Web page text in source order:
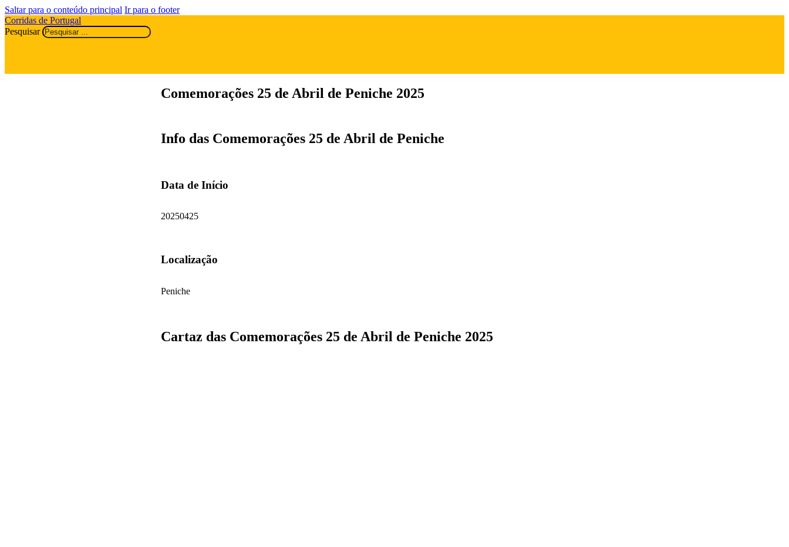
Saltar para o conteúdo principal Ir para o footer
Corridas de Portugal
Pesquisar
Comemorações 25 de Abril de Peniche 2025
Info das Comemorações 25 de Abril de Peniche
Data de Início
20250425
Localização
Peniche
Cartaz das Comemorações 25 de Abril de Peniche 2025